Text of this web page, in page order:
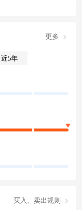
更多
近5年
买入、卖出规则